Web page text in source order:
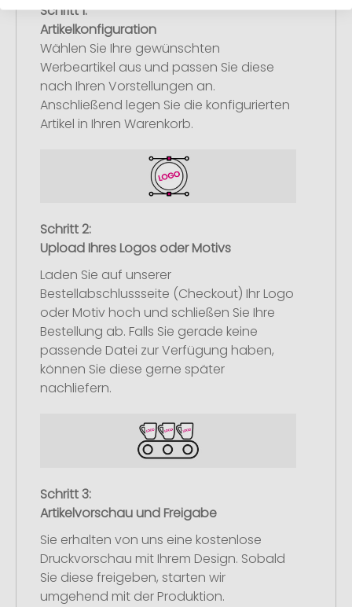
Schritt 1:
Artikelkonfiguration
Wählen Sie Ihre gewünschten
Werbeartikel aus und passen Sie diese
nach Ihren Vorstellungen an.
Anschließend legen Sie die konfigurierten
Artikel in Ihren Warenkorb.
Schritt 2:
Upload Ihres Logos oder Motivs
Laden Sie auf unserer
Bestellabschlussseite (Checkout) Ihr Logo
oder Motiv hoch und schließen Sie Ihre
Bestellung ab. Falls Sie gerade keine
passende Datei zur Verfügung haben,
können Sie diese gerne später
nachliefern.
Schritt 3:
Artikelvorschau und Freigabe
Sie erhalten von uns eine kostenlose
Druckvorschau mit Ihrem Design. Sobald
Sie diese freigeben, starten wir
umgehend mit der Produktion.